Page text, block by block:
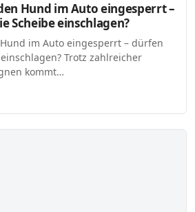
Hund im Auto eingesperrt –
Scheibe einschlagen?
im Auto eingesperrt – dürfen
Trotz zahlreicher
kommt…